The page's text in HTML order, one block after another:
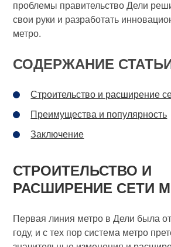
проблемы правительство Дели
свои руки и разработать
метро.
СОДЕРЖАНИЕ
Строительство и расширение
Преимущества и популярность
Заключение
СТРОИТЕЛЬСТВО И
РАСШИРЕНИЕ СЕТИ
Первая линия метро в Дели была
году, и с тех пор система метро